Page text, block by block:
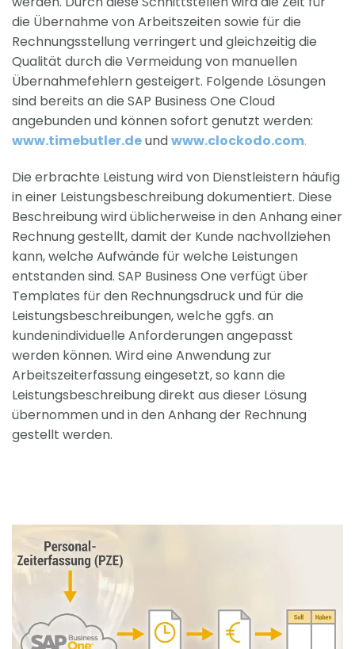
die Übernahme von Arbeitszeiten sowie für die
Rechnungsstellung verringert und gleichzeitig die
Qualität durch die Vermeidung von manuellen
Übernahmefehlern gesteigert. Folgende Lösungen
sind bereits an die SAP Business One Cloud
angebunden und können sofort genutzt werden:
www.timebutler.deundwww.clockodo.com.
Die erbrachte Leistung wird von Dienstleistern häufig
in einer Leistungsbeschreibung dokumentiert. Diese
Beschreibung wird üblicherweise in den Anhang einer
Rechnung gestellt, damit der Kunde nachvollziehen
kann, welche Aufwände für welche Leistungen
entstanden sind. SAP Business One verfügt über
Templates für den Rechnungsdruck und für die
Leistungsbeschreibungen, welche ggfs. an
kundenindividuelle Anforderungen angepasst
werden können. Wird eine Anwendung zur
Arbeitszeiterfassung eingesetzt, so kann die
Leistungsbeschreibung direkt aus dieser Lösung
übernommen und in den Anhang der Rechnung
gestellt werden.